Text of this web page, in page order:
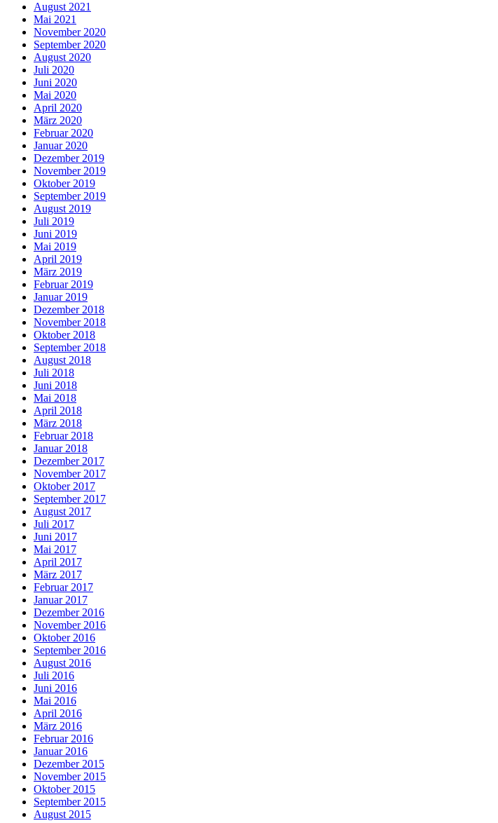
August 2021
Mai 2021
November 2020
September 2020
August 2020
Juli 2020
Juni 2020
Mai 2020
April 2020
März 2020
Februar 2020
Januar 2020
Dezember 2019
November 2019
Oktober 2019
September 2019
August 2019
Juli 2019
Juni 2019
Mai 2019
April 2019
März 2019
Februar 2019
Januar 2019
Dezember 2018
November 2018
Oktober 2018
September 2018
August 2018
Juli 2018
Juni 2018
Mai 2018
April 2018
März 2018
Februar 2018
Januar 2018
Dezember 2017
November 2017
Oktober 2017
September 2017
August 2017
Juli 2017
Juni 2017
Mai 2017
April 2017
März 2017
Februar 2017
Januar 2017
Dezember 2016
November 2016
Oktober 2016
September 2016
August 2016
Juli 2016
Juni 2016
Mai 2016
April 2016
März 2016
Februar 2016
Januar 2016
Dezember 2015
November 2015
Oktober 2015
September 2015
August 2015